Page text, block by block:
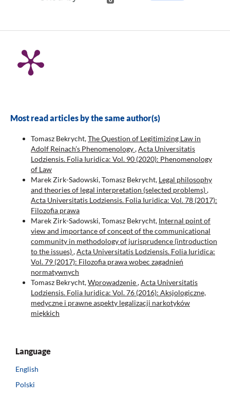
Most read articles by the same author(s)
Tomasz Bekrycht,The Question of Legitimizing Law in
Adolf Reinach’s Phenomenology,Acta Universitatis
Lodziensis. Folia Iuridica: Vol. 90 (2020): Phenomenology
of Law
Marek Zirk-Sadowski, Tomasz Bekrycht, Legal philosophy
and theories of legal interpretation (selected problems),
Acta Universitatis Lodziensis. Folia Iuridica: Vol. 78 (2017):
Filozofia prawa
Marek Zirk-Sadowski, Tomasz Bekrycht, Internal point of
view and importance of concept of the communicational
community in methodology of jurisprudence (introduction
to the issues),Acta Universitatis Lodziensis. Folia Iuridica:
Vol. 79 (2017): Filozofia prawa wobec zagadnień
normatywnych
Tomasz Bekrycht,Wprowadzenie,Acta Universitatis
Lodziensis. Folia Iuridica: Vol. 76 (2016): Aksjologiczne,
medyczne i prawne aspekty legalizacji narkotyków
miękkich
Language
English
Polski